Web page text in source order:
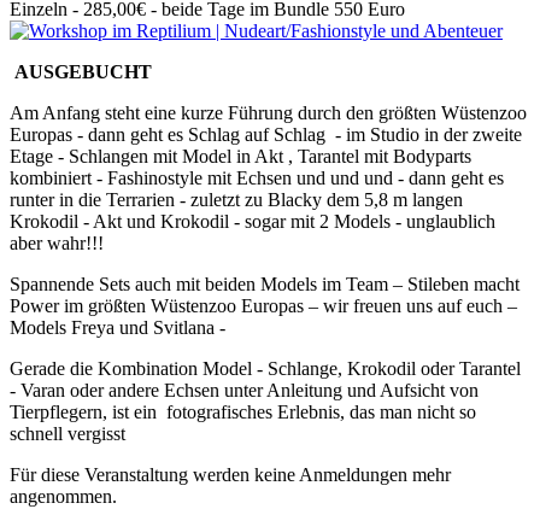
Einzeln - 285,00€ - beide Tage im Bundle 550 Euro
AUSGEBUCHT
Am Anfang steht eine kurze Führung durch den größten Wüstenzoo
Europas - dann geht es Schlag auf Schlag - im Studio in der zweite
Etage - Schlangen mit Model in Akt , Tarantel mit Bodyparts
kombiniert - Fashinostyle mit Echsen und und und - dann geht es
runter in die Terrarien - zuletzt zu Blacky dem 5,8 m langen
Krokodil - Akt und Krokodil - sogar mit 2 Models - unglaublich
aber wahr!!!
Spannende Sets auch mit beiden Models im Team – Stileben macht
Power im größten Wüstenzoo Europas – wir freuen uns auf euch –
Models Freya und Svitlana -
Gerade die Kombination Model - Schlange, Krokodil oder Tarantel
- Varan oder andere Echsen unter Anleitung und Aufsicht von
Tierpflegern, ist ein fotografisches Erlebnis, das man nicht so
schnell vergisst
Für diese Veranstaltung werden keine Anmeldungen mehr
angenommen.